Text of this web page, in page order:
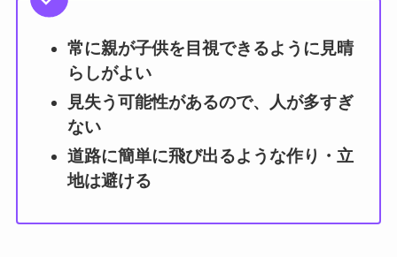
常に親が子供を目視できるように見晴
らしがよい
見失う可能性があるので、人が多すぎ
ない
道路に簡単に飛び出るような作り・立
地は避ける